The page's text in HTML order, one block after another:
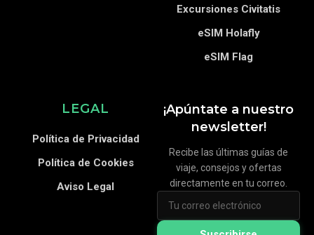
¡Apúntate a nuestro
newsletter!
Recibe las últimas guías de
viaje, consejos y ofertas
directamente en tu correo.
Excursiones Civitatis
eSIM Holafly
eSIM Flag
LEGAL
Política de Privacidad
Política de Cookies
Aviso Legal